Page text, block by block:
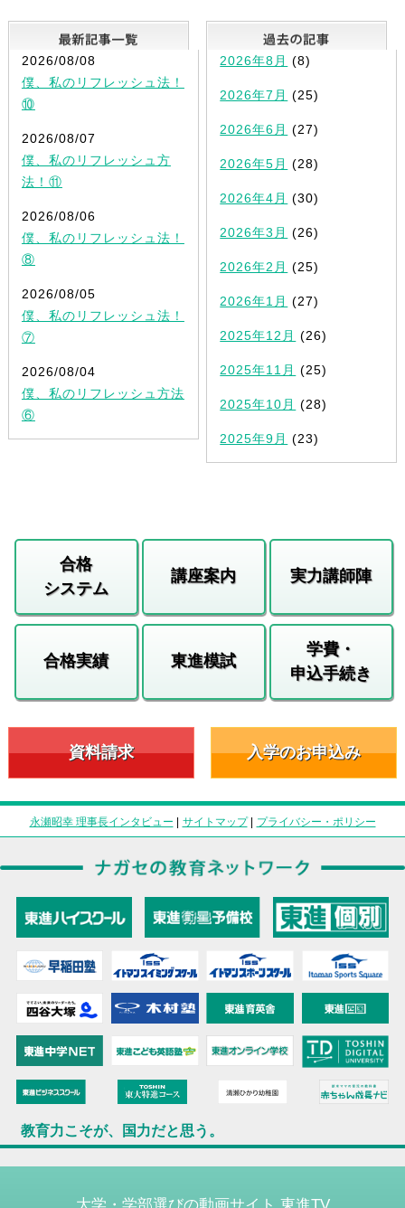
最新記事一覧
2026/08/08
僕、私のリフレッシュ法！
⑩
2026/08/07
僕、私のリフレッシュ方
法！⑪
2026/08/06
僕、私のリフレッシュ法！
⑧
2026/08/05
僕、私のリフレッシュ法！
⑦
2026/08/04
僕、私のリフレッシュ方法
⑥
2026年8月 (8)
2026年7月 (25)
2026年6月 (27)
2026年5月 (28)
2026年4月 (30)
2026年3月 (26)
2026年2月 (25)
2026年1月 (27)
2025年12月 (26)
2025年11月 (25)
2025年10月 (28)
2025年9月 (23)
合格
システム
講座案内 実力講師陣
合格実績 東進模試
学費・
申込手続き
資料請求 入学のお申込み
永瀬昭幸 理事長インタビュー | サイトマップ| プライバシー・ポリシー
教育力こそが、国力だと思う。